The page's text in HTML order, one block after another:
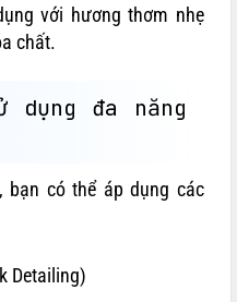
với hương thơm nhẹ
chất.
dụng đa năng
bạn có thể áp dụng các
Detailing)